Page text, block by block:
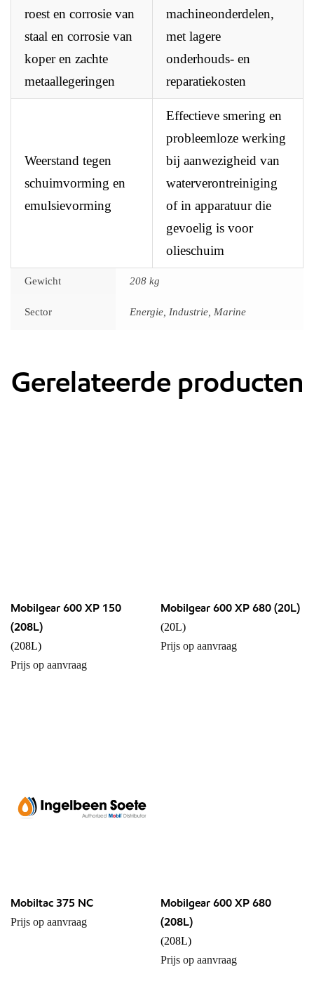
roest en corrosie van
staal en corrosie van
koper en zachte
metaallegeringen
machineonderdelen,
met lagere
onderhouds- en
reparatiekosten
Weerstand tegen
schuimvorming en
emulsievorming
Effectieve smering en
probleemloze werking
bij aanwezigheid van
waterverontreiniging
of in apparatuur die
gevoelig is voor
olieschuim
Gewicht 208 kg
Sector Energie, Industrie, Marine
Gerelateerde producten
Mobilgear 600 XP 150
(208L)
(208L)
Prijs op aanvraag
Mobilgear 600 XP 680 (20L)
(20L)
Prijs op aanvraag
Mobiltac 375 NC
Prijs op aanvraag
Mobilgear 600 XP 680
(208L)
(208L)
Prijs op aanvraag